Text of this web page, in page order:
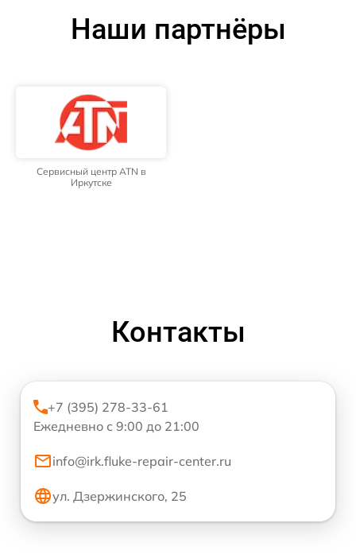
Наши партнёры
Сервисный центр ATN в
Иркутске
Контакты
+7 (395) 278-33-61
Ежедневно с 9:00 до 21:00
info@irk.fluke-repair-center.ru
ул. Дзержинского, 25